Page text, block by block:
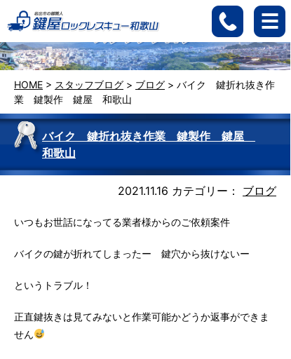
HOME > スタッフブログ > ブログ > バイク 鍵折れ抜き作
業 鍵製作 鍵屋 和歌山
バイク 鍵折れ抜き作業 鍵製作 鍵屋
和歌山
2021.11.16 カテゴリー： ブログ
いつもお世話になってる業者様からのご依頼案件
バイクの鍵が折れてしまったー 鍵穴から抜けないー
というトラブル！
正直鍵抜きは見てみないと作業可能かどうか返事ができま
せん